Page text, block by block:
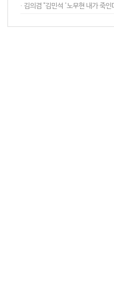
∙ 김의겸 "김민석 '노무현 내가 죽